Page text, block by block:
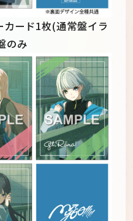
カード1枚(通常盤イラ
のみ